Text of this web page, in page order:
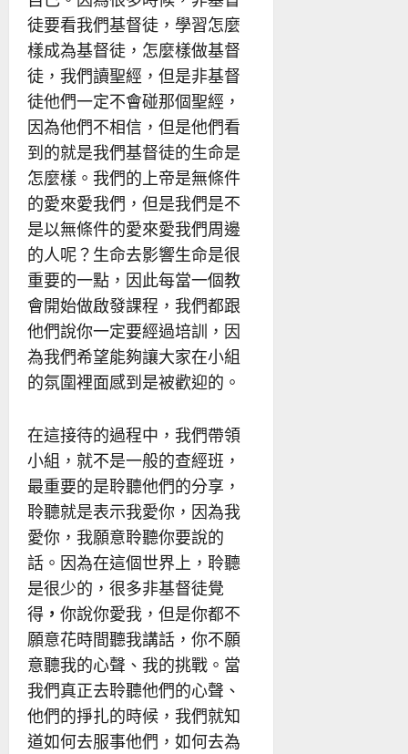
徒要看我們基督徒，學習怎麼
樣成為基督徒，怎麼樣做基督
徒，我們讀聖經，但是非基督
徒他們一定不會碰那個聖經，
因為他們不相信，但是他們看
到的就是我們基督徒的生命是
怎麼樣。我們的上帝是無條件
的愛來愛我們，但是我們是不
是以無條件的愛來愛我們周邊
的人呢？生命去影響生命是很
重要的一點，因此每當一個教
會開始做啟發課程，我們都跟
他們說你一定要經過培訓，因
為我們希望能夠讓大家在小組
的氛圍裡面感到是被歡迎的。
在這接待的過程中，我們帶領
小組，就不是一般的查經班，
最重要的是聆聽他們的分享，
聆聽就是表示我愛你，因為我
愛你，我願意聆聽你要說的
話。因為在這個世界上，聆聽
是很少的，很多非基督徒覺
得 ， 你說你愛我，但是你都不
願意花時間聽我講話，你不願
意聽我的心聲、我的挑戰。當
我們真正去聆聽他們的心聲、
他們的掙扎的時候，我們就知
道如何去服事他們，如何去為